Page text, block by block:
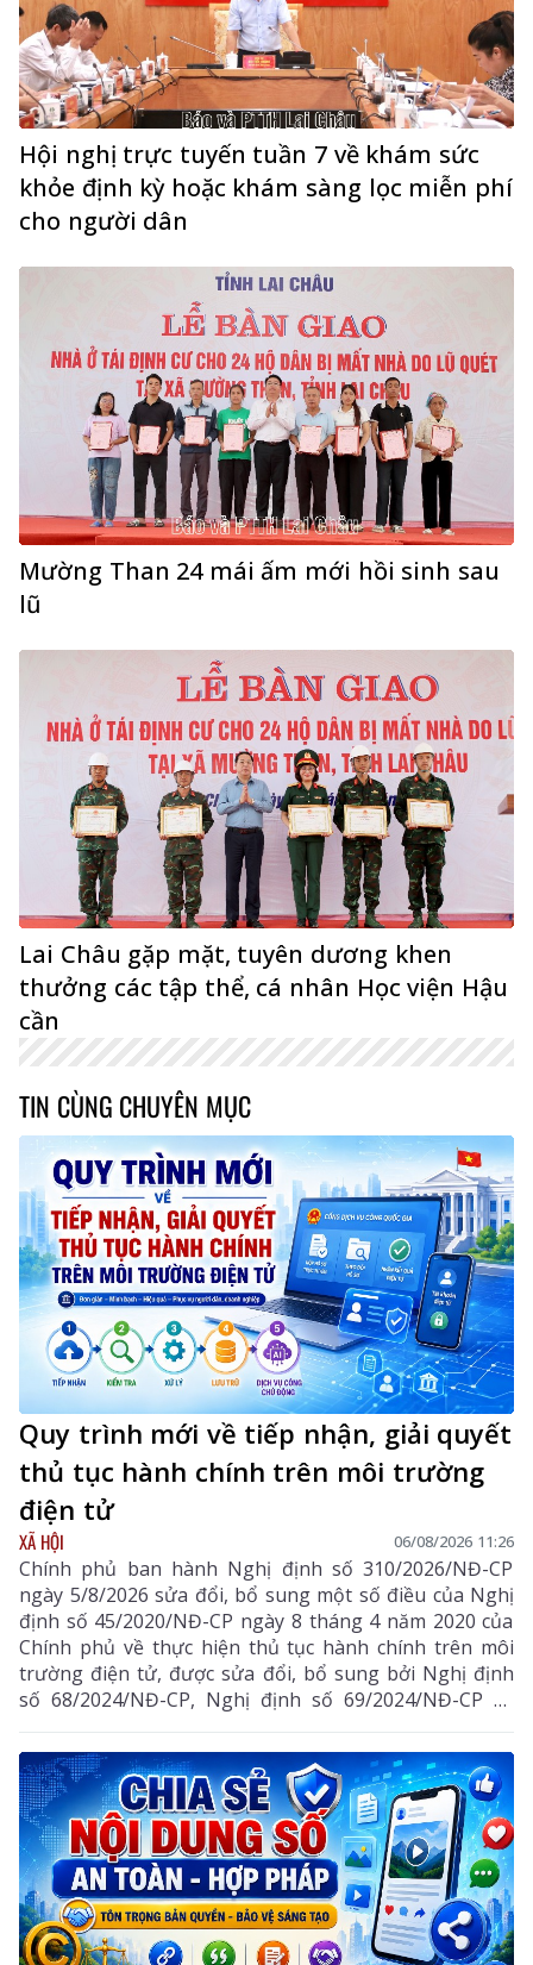
Hội nghị trực tuyến tuần 7 về khám sức
khỏe định kỳ hoặc khám sàng lọc miễn phí
cho người dân
Mường Than 24 mái ấm mới hồi sinh sau
lũ
Lai Châu gặp mặt, tuyên dương khen
thưởng các tập thể, cá nhân Học viện Hậu
cần
TIN CÙNG CHUYÊN MỤC
Quy trình mới về tiếp nhận, giải quyết
thủ tục hành chính trên môi trường
điện tử
XÃ HỘI 06/08/2026 11:26
Chính phủ ban hành Nghị định số 310/2026/NĐ-CP
ngày 5/8/2026 sửa đổi, bổ sung một số điều của Nghị
định số 45/2020/NĐ-CP ngày 8 tháng 4 năm 2020 của
Chính phủ về thực hiện thủ tục hành chính trên môi
trường điện tử, được sửa đổi, bổ sung bởi Nghị định
số 68/2024/NĐ-CP, Nghị định số 69/2024/NĐ-CP và
Nghị định số 118/2025/NĐ-CP.